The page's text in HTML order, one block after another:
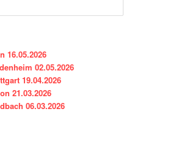
16.05.2026
02.05.2026
19.04.2026
21.03.2026
06.03.2026